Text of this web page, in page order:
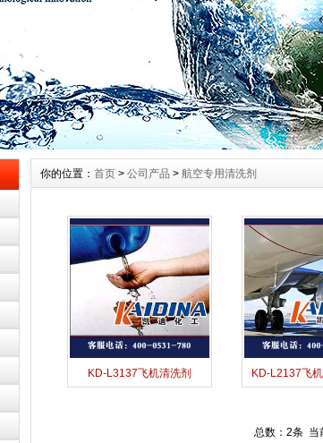
你的位置： 首页 > 公司产品 > 航空专用清洗剂
KD-L3137飞机清洗剂 KD-L2137飞
总数：2条 当